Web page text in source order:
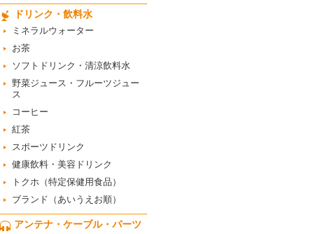
ドリンク・飲料水
ミネラルウォーター
お茶
ソフトドリンク・清涼飲料水
野菜ジュース・フルーツジュー
ス
コーヒー
紅茶
スポーツドリンク
健康飲料・美容ドリンク
トクホ（特定保健用食品）
ブランド（あいうえお順）
アンテナ・ケーブル・パーツ